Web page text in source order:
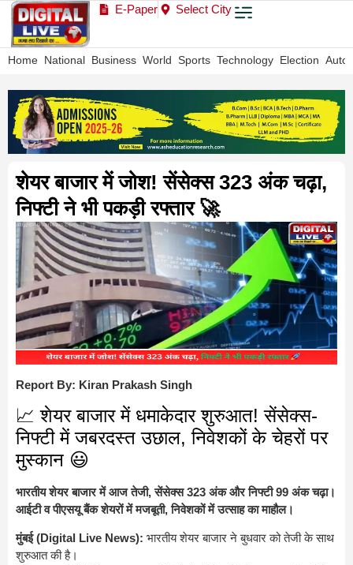
E-Paper Select City
Home National Business World Sports Technology Election Auto
शेयर बाजार में जोश! सेंसेक्स 323 अंक चढ़ा,
निफ्टी ने भी पकड़ी रफ्तार 🚀
Report By: Kiran Prakash Singh
📈 शेयर बाजार में धमाकेदार शुरुआत! सेंसेक्स-
निफ्टी में जबरदस्त उछाल, निवेशकों के चेहरों पर
मुस्कान 😃
भारतीय शेयर बाजार में आज तेजी, सेंसेक्स 323 अंक और निफ्टी 99 अंक चढ़ा।
आईटी व पीएसयू बैंक शेयरों में मजबूती, निवेशकों में उत्साह का माहौल।
मुंबई (Digital Live News): भारतीय शेयर बाजार ने बुधवार को तेजी के साथ
शुरुआत की है।